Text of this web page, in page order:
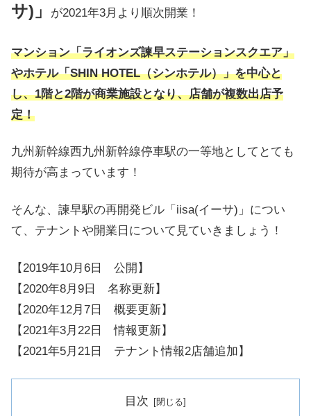
サ)」
が2021年3月より順次開業！
マンション「ライオンズ諫早ステーションスクエア」
やホテル「SHIN HOTEL（シンホテル）」を中心と
し、1階と2階が商業施設となり、店舗が複数出店予
定！
九州新幹線西九州新幹線停車駅の一等地としてとても
期待が高まっています！
そんな、諫早駅の再開発ビル「iisa(イーサ)」につい
て、テナントや開業日について見ていきましょう！
【2019年10月6日 公開】
【2020年8月9日 名称更新】
【2020年12月7日 概要更新】
【2021年3月22日 情報更新】
【2021年5月21日 テナント情報2店舗追加】
目次